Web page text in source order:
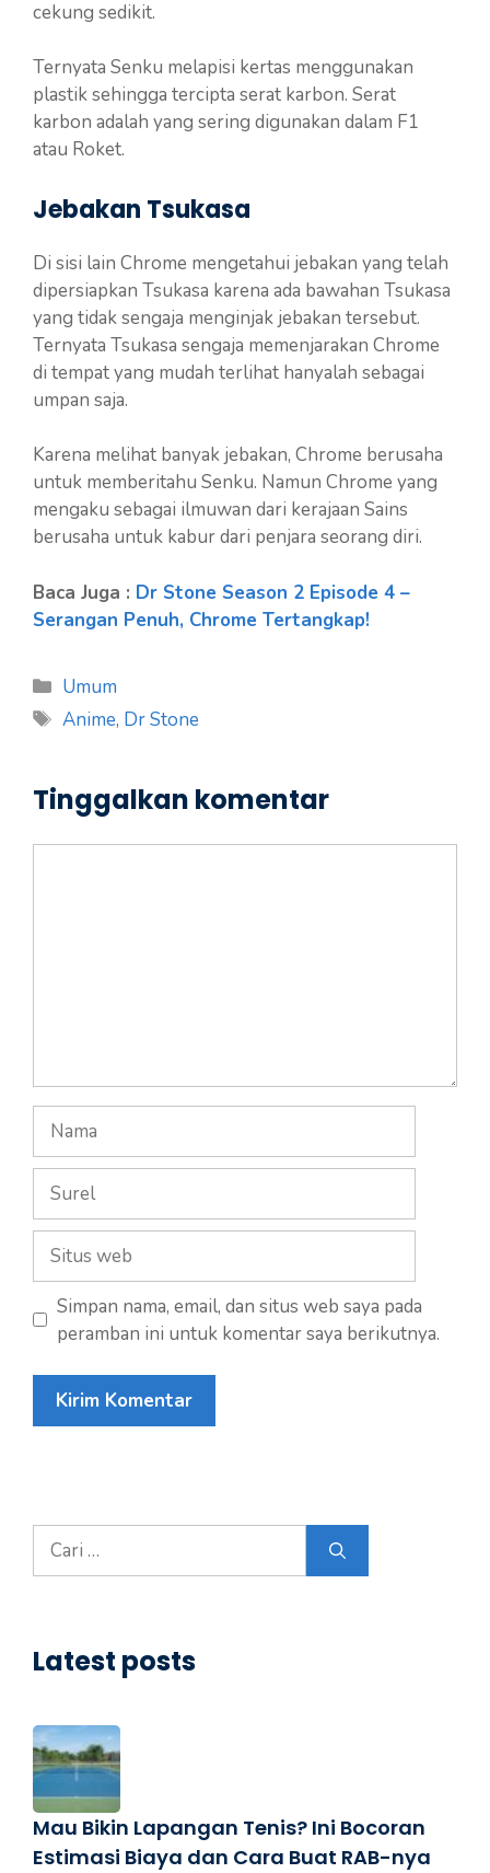
cekung sedikit.
Ternyata Senku melapisi kertas menggunakan
plastik sehingga tercipta serat karbon. Serat
karbon adalah yang sering digunakan dalam F1
atau Roket.
Jebakan Tsukasa
Di sisi lain Chrome mengetahui jebakan yang telah
dipersiapkan Tsukasa karena ada bawahan Tsukasa
yang tidak sengaja menginjak jebakan tersebut.
Ternyata Tsukasa sengaja memenjarakan Chrome
di tempat yang mudah terlihat hanyalah sebagai
umpan saja.
Karena melihat banyak jebakan, Chrome berusaha
untuk memberitahu Senku. Namun Chrome yang
mengaku sebagai ilmuwan dari kerajaan Sains
berusaha untuk kabur dari penjara seorang diri.
Baca Juga : Dr Stone Season 2 Episode 4 –
Serangan Penuh, Chrome Tertangkap!
Kategori
Umum
Tag
Anime, Dr Stone
Tinggalkan komentar
Nama
Surel
Situs
web
Simpan nama, email, dan situs web saya pada
peramban ini untuk komentar saya berikutnya.
Cari
untuk:
Latest posts
Mau Bikin Lapangan Tenis? Ini Bocoran
Estimasi Biaya dan Cara Buat RAB-nya